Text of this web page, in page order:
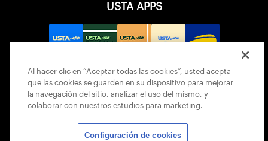
USTA APPS
Al hacer clic en “Aceptar todas las cookies”, usted acepta
que las cookies se guarden en su dispositivo para mejorar
la navegación del sitio, analizar el uso del mismo, y
colaborar con nuestros estudios para marketing.
Configuración de cookies